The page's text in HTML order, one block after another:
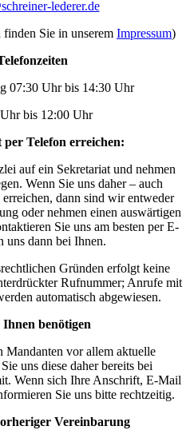
lederer.de
Sie in unserem Impressum)
07:30 Uhr bis 14:30 Uhr
bis 12:00 Uhr
per Telefon erreichen:
auf ein Sekretariat und nehmen
Wenn Sie uns daher – auch
dann sind wir entweder
oder nehmen einen auswärtigen
Sie uns am besten per E-
uns dann bei Ihnen.
Gründen erfolgt keine
Rufnummer; Anrufe mit
automatisch abgewiesen.
benötigen
Mandanten vor allem aktuelle
uns diese daher bereits bei
Wenn sich Ihre Anschrift, E-Mail
Sie uns bitte rechtzeitig.
Vereinbarung